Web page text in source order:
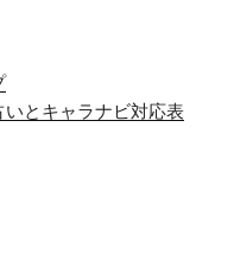
いとキャラナビ対応表